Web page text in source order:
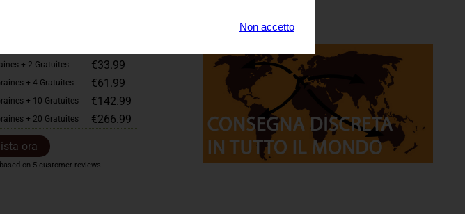
+ 2 Gratuites €33.99
+ 4 Gratuites €61.99
+ 10 Gratuites €142.99
+ 20 Gratuites €266.99
ora
on 5 customer reviews
Non accetto